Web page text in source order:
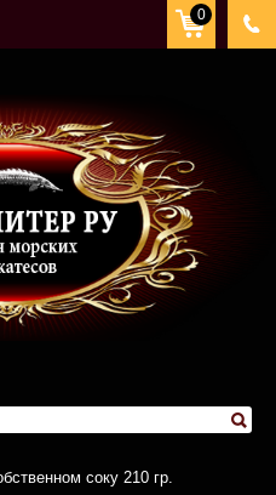
0
Под
соку 210 гр.